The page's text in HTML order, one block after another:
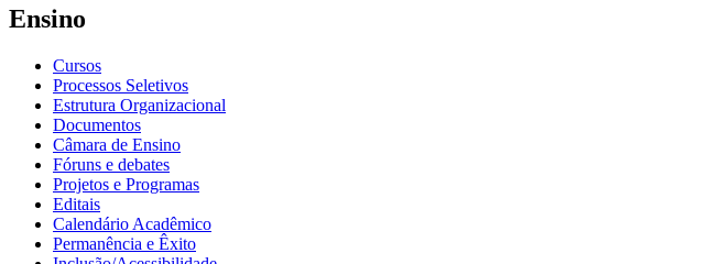
Ensino
Cursos
Processos Seletivos
Estrutura Organizacional
Documentos
Câmara de Ensino
Fóruns e debates
Projetos e Programas
Editais
Calendário Acadêmico
Permanência e Êxito